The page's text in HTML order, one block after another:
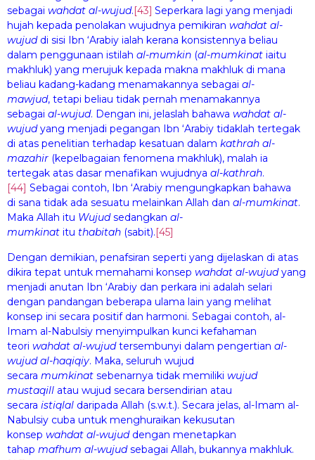
sebagai wahdat al-wujud.[43] Seperkara lagi yang menjadi
hujah kepada penolakan wujudnya pemikiran wahdat al-
wujud di sisi Ibn ‘Arabiy ialah kerana konsistennya beliau
dalam penggunaan istilah al-mumkin (al-mumkinat iaitu
makhluk) yang merujuk kepada makna makhluk di mana
beliau kadang-kadang menamakannya sebagai al-
mawjud, tetapi beliau tidak pernah menamakannya
sebagai al-wujud. Dengan ini, jelaslah bahawa wahdat al-
wujudyang menjadi pegangan Ibn ‘Arabiy tidaklah tertegak
di atas penelitian terhadap kesatuan dalam kathrah al-
mazahir (kepelbagaian fenomena makhluk), malah ia
tertegak atas dasar menafikan wujudnya al-kathrah.
[44] Sebagai contoh, Ibn ‘Arabiy mengungkapkan bahawa
di sana tidak ada sesuatu melainkan Allah dan al-mumkinat.
Maka Allah itu Wujudsedangkan al-
mumkinat itu thabitah (sabit).[45]
Dengan demikian, penafsiran seperti yang dijelaskan di atas
dikira tepat untuk memahami konsep wahdat al-wujudyang
menjadi anutan Ibn ‘Arabiy dan perkara ini adalah selari
dengan pandangan beberapa ulama lain yang melihat
konsep ini secara positif dan harmoni. Sebagai contoh, al-
Imam al-Nabulsiy menyimpulkan kunci kefahaman
teori wahdat al-wujudtersembunyi dalam pengertian al-
wujud al-haqiqiy. Maka, seluruh wujud
secara mumkinat sebenarnya tidak memiliki wujud
mustaqill atau wujud secara bersendirian atau
secara istiqlal daripada Allah (s.w.t.). Secara jelas, al-Imam al-
Nabulsiy cuba untuk menghuraikan kekusutan
konsep wahdat al-wujuddengan menetapkan
tahap mafhum al-wujudsebagai Allah, bukannya makhluk.